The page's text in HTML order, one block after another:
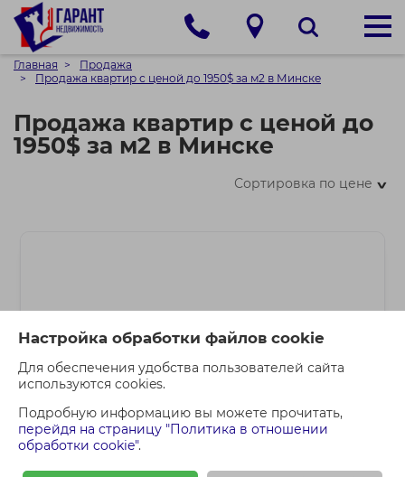
Настройка обработки файлов cookie
Для обеспечения удобства пользователей сайта
используются cookies.
Подробную информацию вы можете прочитать,
перейдя на страницу "Политика в отношении
обработки cookie".
Главная
Продажа
Продажа квартир с ценой до 1950$ за м2 в Минске
Продажа квартир с ценой до
1950$ за м2 в Минске
Сортировка по цене>